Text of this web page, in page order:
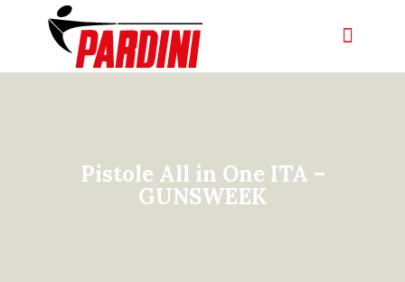
Pistole All in One ITA –
GUNSWEEK